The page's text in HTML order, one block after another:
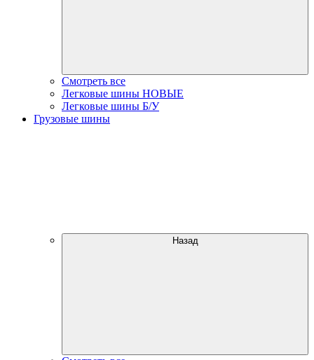
Смотреть все
Легковые шины НОВЫЕ
Легковые шины Б/У
Грузовые шины
Назад